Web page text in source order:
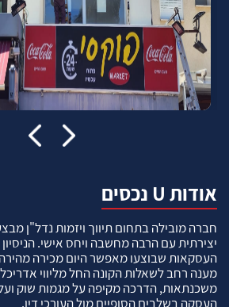
אודות U נכסים
חברה מובילה בתחום תיווך ויזמות נדל"ן
יצירתית עם הרבה מחשבה ויחס אישי.
העסקאות שבוצעו מאפשר היום מכירה מהירה
מענה רחב לשאלות הקונה החל מליווי
משכנתאות, הדרכה מקיפה על מגמות שוק ועל
העסקה בשלבים הסופיים מול העורכי דין.